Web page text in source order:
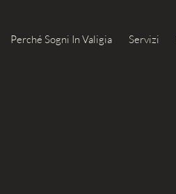
Perché Sogni In Valigia Servizi